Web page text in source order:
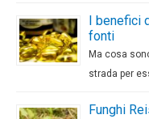
I benefici
fonti
Ma cosa
strada per
Funghi